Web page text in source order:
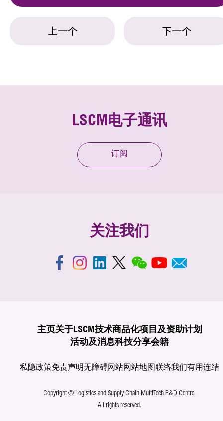
上一个 下一个
LSCM电子通讯
订阅
关注我们
主页关于LSCM技术商品化项目及资助计划
活动及消息科技分享会籍
私隐政策免责声明无障碍网站网站地图联络我们有用连结
Copyright © Logistics and Supply Chain MultiTech R&D Centre.
All rights reserved.